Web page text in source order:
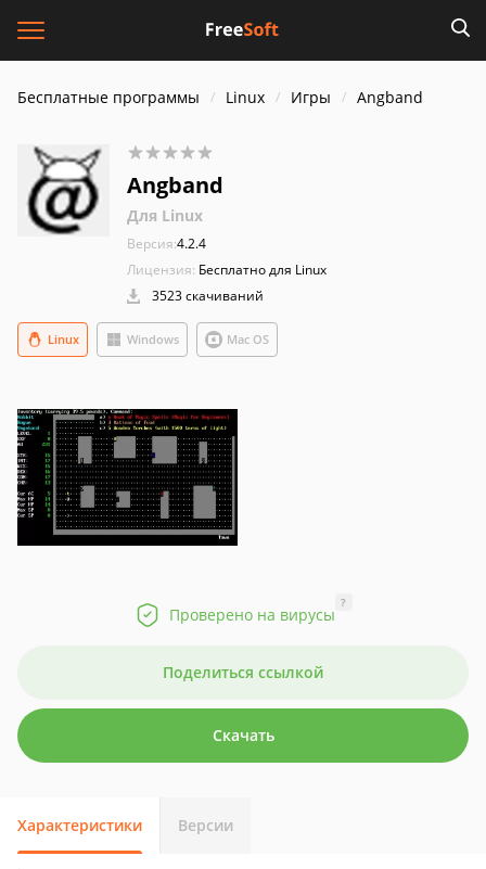
Бесплатные программы Linux Игры Angband
Angband
Для Linux
Версия:4.2.4
Лицензия: Бесплатно для Linux
3523 скачиваний
Windows Mac OS
Linux
Проверено на вирусы
?
Поделиться ссылкой
Скачать
Характеристики Версии